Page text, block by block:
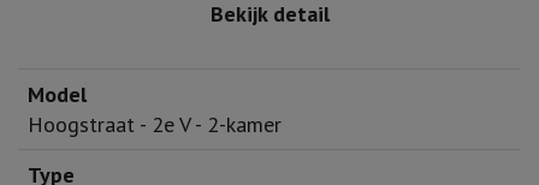
Bekijk detail
Hoogstraat - 2e V - 2-kamer